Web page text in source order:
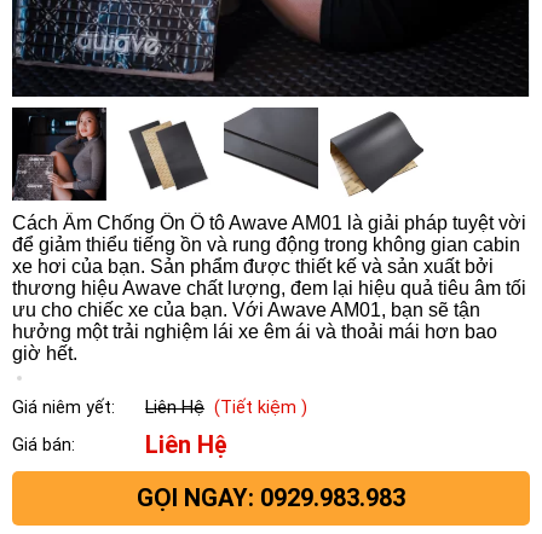
Cách Âm Chống Ồn Ô tô Awave AM01 là giải pháp tuyệt vời
để giảm thiểu tiếng ồn và rung động trong không gian cabin
xe hơi của bạn. Sản phẩm được thiết kế và sản xuất bởi
thương hiệu Awave chất lượng, đem lại hiệu quả tiêu âm tối
ưu cho chiếc xe của bạn. Với Awave AM01, bạn sẽ tận
hưởng một trải nghiệm lái xe êm ái và thoải mái hơn bao
giờ hết.
Giá niêm yết: Liên Hệ (Tiết kiệm )
Giá bán:
Liên Hệ
GỌI NGAY: 0929.983.983